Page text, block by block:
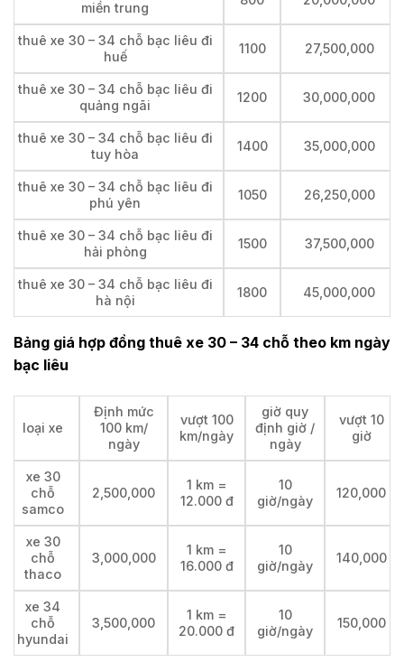
miền trung
thuê xe 30 – 34 chỗ bạc liêu đi
huế
1100 27,500,000
thuê xe 30 – 34 chỗ bạc liêu đi
quảng ngãi
1200 30,000,000
thuê xe 30 – 34 chỗ bạc liêu đi
tuy hòa
1400 35,000,000
thuê xe 30 – 34 chỗ bạc liêu đi
phú yên
1050 26,250,000
thuê xe 30 – 34 chỗ bạc liêu đi
hải phòng
1500 37,500,000
thuê xe 30 – 34 chỗ bạc liêu đi
hà nội
1800 45,000,000
Bảng giá hợp đồng thuê xe 30 – 34 chỗ theo km ngày
bạc liêu
loại xe
Định mức
100 km/
ngày
vượt 100
km/ngày
giờ quy
định giờ /
ngày
vượt 10
giờ
xe 30
chỗ
samco
2,500,000
1 km =
12.000 đ
10
giờ/ngày
120,000
xe 30
chỗ
thaco
3,000,000
1 km =
16.000 đ
10
giờ/ngày
140,000
xe 34
chỗ
hyundai
3,500,000
1 km =
20.000 đ
10
giờ/ngày
150,000